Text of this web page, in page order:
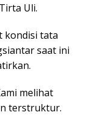
Uli.
kondisi tata
saat ini
melihat
terstruktur.